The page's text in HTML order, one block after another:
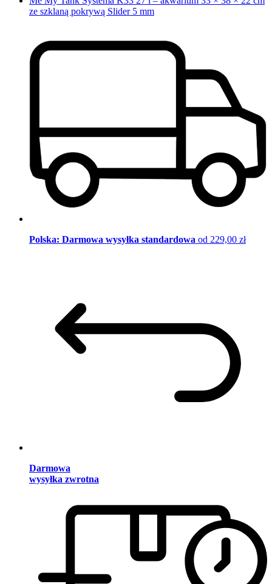
ze szklaną pokrywą Slider 5 mm
Polska: Darmowa wysyłka standardowa od 229,00 zł
Darmowa
wysyłka zwrotna